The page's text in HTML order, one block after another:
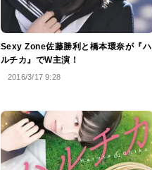
Sexy Zone佐藤勝利と橋本環奈が『ハ
ルチカ』でW主演！
2016/3/17 9:28